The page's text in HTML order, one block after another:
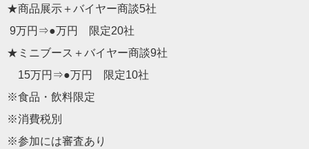
★商品展示＋バイヤー商談5社
9万円⇒●万円 限定20社
★ミニブース＋バイヤー商談9社
15万円⇒●万円 限定10社
※食品・飲料限定
※消費税別
※参加には審査あり